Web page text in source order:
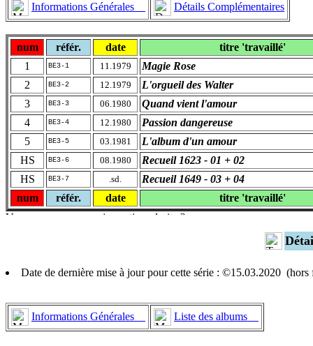
Informations Générales Détails Complémentaires
num référ. date
titre 'travaillé'
1
BE3-1 11.1979
Magie Rose
2
BE3-2 12.1979
L'orgueil des Walter
3
BE3-3 06.1980
Quand vient l'amour
4
BE3-4 12.1980
Passion dangereuse
5
BE3-5 03.1981
L'album d'un amour
HS
BE3-6 08.1980
Recueil 1623 - 01 + 02
HS
BE3-7 .sd.
Recueil 1649 - 03 + 04
num
référ. date titre 'travaillé'
Date de dernière mise à jour pour cette série : ©15.03.2020 (hors
Informations Générales Liste des albums